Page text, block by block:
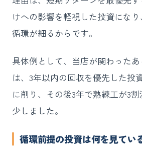
けへの影響を軽視した投資にな
循環が細るからです。
具体例として、当店が関わった
は、3年以内の回収を優先した投
に削り、その後3年で熟練工が3
少しました。
循環前提の投資は何を見てい